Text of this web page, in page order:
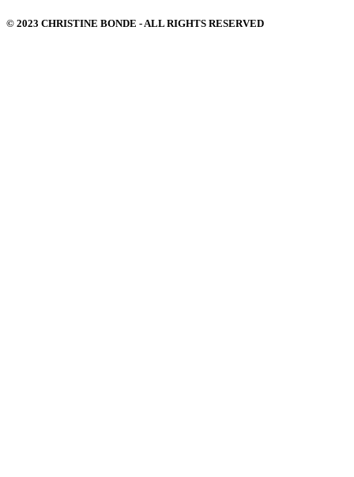
© 2023 CHRISTINE BONDE - ALL RIGHTS RESERVED